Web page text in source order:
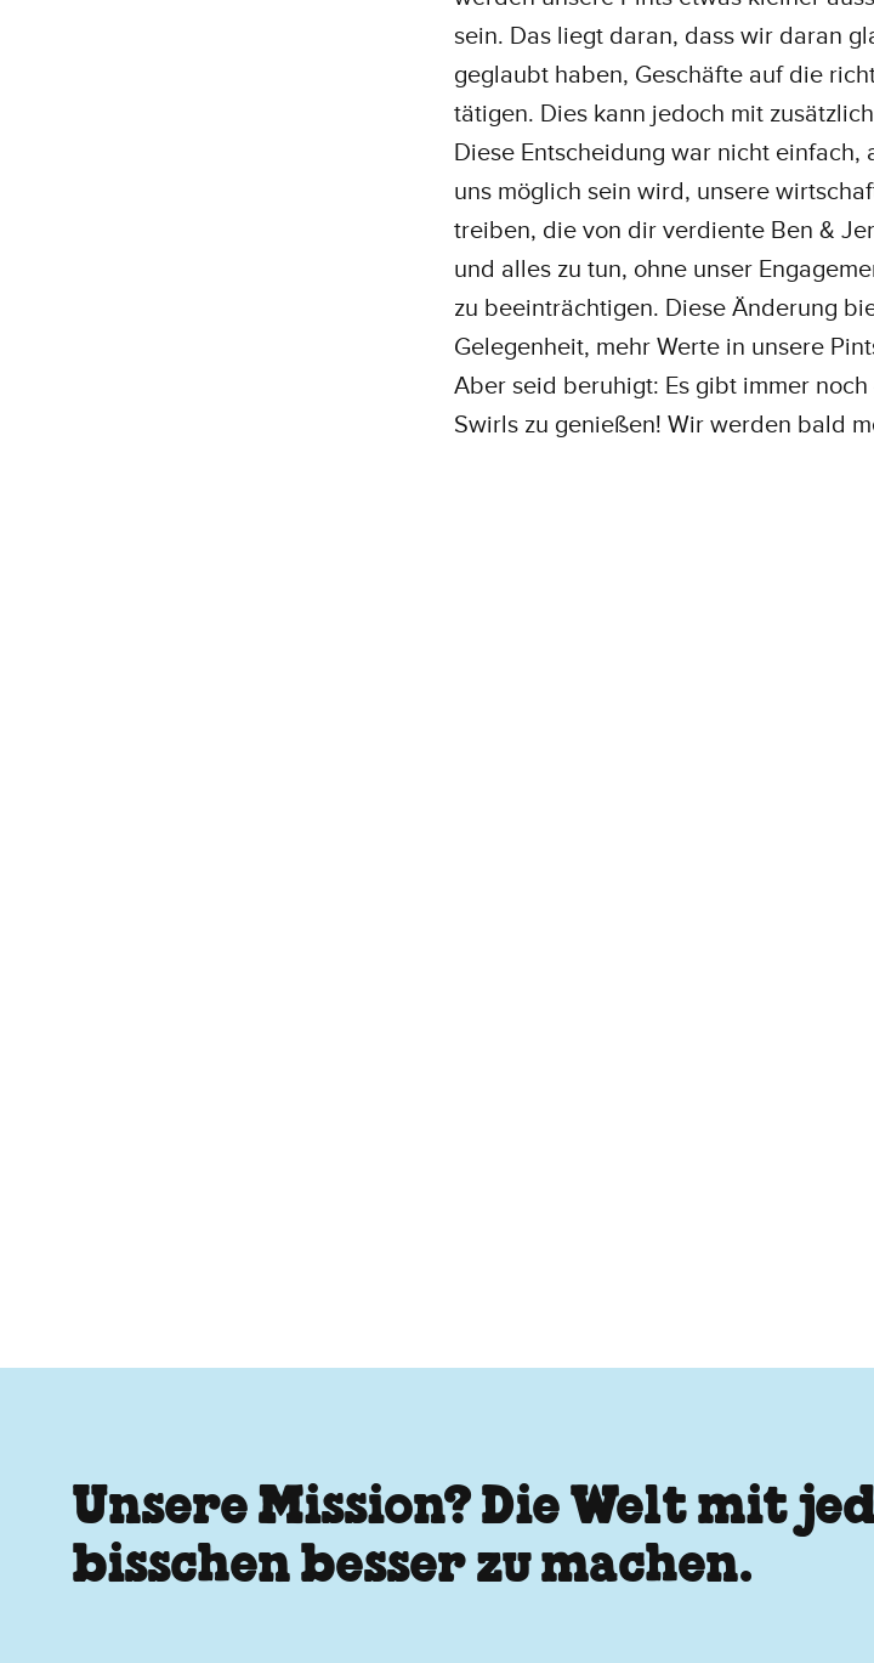
sein. Das liegt daran, dass wir daran
geglaubt haben, Geschäfte auf die
tätigen. Dies kann jedoch mit
Diese Entscheidung war nicht einfach,
uns möglich sein wird, unsere
treiben, die von dir verdiente Ben &
und alles zu tun, ohne unser
zu beeinträchtigen. Diese Änderung
Gelegenheit, mehr Werte in unsere
Aber seid beruhigt: Es gibt immer
Swirls zu genießen! Wir werden bald
Unsere Mission? Die Welt mit
bisschen besser zu machen.